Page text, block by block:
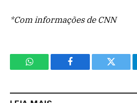
*Com informações de CNN
WhatsApp Facebook Twitter